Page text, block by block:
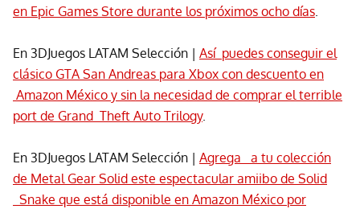
en Epic Games Store durante los próximos ocho días.
En 3DJuegos LATAM Selección | Así puedes conseguir el
clásico GTA San Andreas para Xbox con descuento en
Amazon México y sin la necesidad de comprar el terrible
port de Grand Theft Auto Trilogy.
En 3DJuegos LATAM Selección | Agrega a tu colección
de Metal Gear Solid este espectacular amiibo de Solid
Snake que está disponible en Amazon México por